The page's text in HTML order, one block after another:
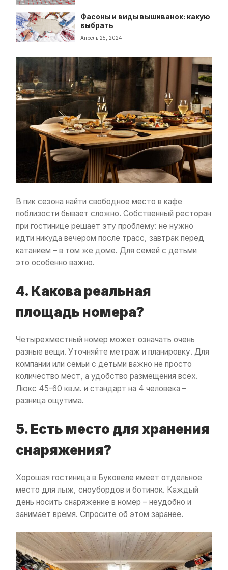
Фасоны и виды вышиванок: какую
выбрать
Апрель 25, 2024
В пик сезона найти свободное место в кафе
поблизости бывает сложно. Собственный ресторан
при гостинице решает эту проблему: не нужно
идти никуда вечером после трасс, завтрак перед
катанием – в том же доме. Для семей с детьми
это особенно важно.
4. Какова реальная
площадь номера?
Четырехместный номер может означать очень
разные вещи. Уточняйте метраж и планировку. Для
компании или семьи с детьми важно не просто
количество мест, а удобство размещения всех.
Люкс 45-60 кв.м. и стандарт на 4 человека –
разница ощутима.
5. Есть место для хранения
снаряжения?
Хорошая гостиница в Буковеле имеет отдельное
место для лыж, сноубордов и ботинок. Каждый
день носить снаряжение в номер – неудобно и
занимает время. Спросите об этом заранее.